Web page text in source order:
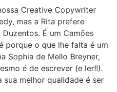
Creative Copywriter
mas a Rita prefere
É um Camões
porque o que lhe falta é um
Sophia de Mello Breyner,
é de escrever (e ler!!).
sua melhor qualidade é ser